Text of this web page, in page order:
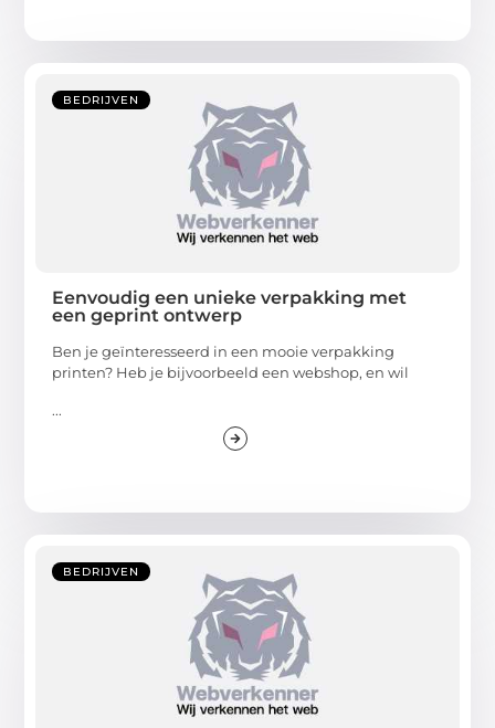
BEDRIJVEN
Eenvoudig een unieke verpakking met
een geprint ontwerp
Ben je geïnteresseerd in een mooie verpakking
printen? Heb je bijvoorbeeld een webshop, en wil
...
BEDRIJVEN